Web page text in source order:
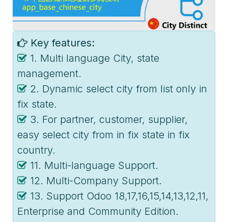
Key features:
1. Multi language City, state
management.
2. Dynamic select city from list only in
fix state.
3. For partner, customer, supplier,
easy select city from in fix state in fix
country.
11. Multi-language Support.
12. Multi-Company Support.
13. Support Odoo 18,17,16,15,14,13,12,11,
Enterprise and Community Edition.